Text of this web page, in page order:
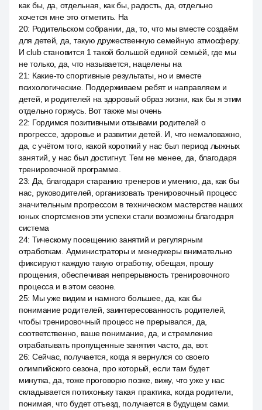
как бы, да, отдельная, как бы, радость, да, отдельно
хочется мне это отметить. На
20: Родительском собрании, да, то, что мы вместе создаём
для детей, да, такую дружественную семейную атмосферу.
И club становится 1 такой большой единой семьёй, где мы
не только, да, что называется, нацелены на
21: Какие-то спортивные результаты, но и вместе
психологические. Поддерживаем ребят и направляем и
детей, и родителей на здоровый образ жизни, как бы я этим
отдельно горжусь. Вот также мы очень
22: Гордимся позитивными отзывами родителей о
прогрессе, здоровье и развитии детей. И, что немаловажно,
да, с учётом того, какой короткий у нас был период лыжных
занятий, у нас был достигнут. Тем не менее, да, благодаря
тренировочной программе.
23: Да, благодаря старанию тренеров и умению, да, как бы
нас, руководителей, организовать тренировочный процесс
значительным прогрессом в техническом мастерстве наших
юных спортсменов эти успехи стали возможны благодаря
система
24: Тическому посещению занятий и регулярным
отработкам. Администраторы и менеджеры внимательно
фиксируют каждую такую отработку, обещая, прошу
прощения, обеспечивая непрерывность тренировочного
процесса и в этом сезоне.
25: Мы уже видим и намного большее, да, как бы
понимание родителей, заинтересованность родителей,
чтобы тренировочный процесс не прерывался, да,
соответственно, ваше понимание, да, и стремление
отрабатывать пропущенные занятия часто, да, вот.
26: Сейчас, получается, когда я вернулся со своего
олимпийского сезона, про который, если там будет
минутка, да, тоже проговорю позже, вижу, что уже у нас
складывается потихоньку такая практика, когда родители,
понимая, что будет отъезд, получается в будущем сами.